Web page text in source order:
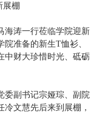
展棚
海涛一行莅临学院迎新
准备的新生T恤衫、
中财大珍惜时光、砥砺
委副书记宗娅琮、副院
文慧先后来到展棚，